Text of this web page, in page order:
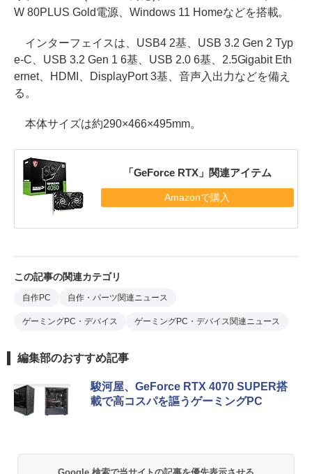
W 80PLUS Gold電源、Windows 11 Homeなどを搭載。
インターフェイスは、USB4 2基、USB 3.2 Gen 2 Typ
e-C、USB 3.2 Gen 1 6基、USB 2.0 6基、2.5Gigabit Eth
ernet、HDMI、DisplayPort 3基、音声入出力などを備え
る。
本体サイズは約290×466×495mm。
「GeForce RTX」関連アイテム
Amazonで購入
この記事の関連カテゴリ
自作PC 自作・パーツ関連ニュース
ゲーミングPC・デバイス ゲーミングPC・デバイス関連ニュース
編集部のおすすめ記事
駿河屋、GeForce RTX 4070 SUPER搭
載で高コスパを謳うゲーミングPC